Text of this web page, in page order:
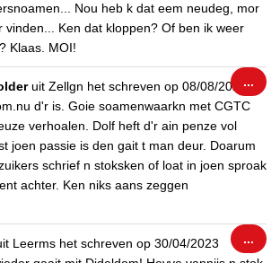
Nou heb k dat eem neudeg, mor
vinden... Ken dat kloppen? Of ben ik weer
Klaas. MOI!
uit Zellgn het schreven op 08/08/2023
d'r is. Goie soamenwaarkn met CGTC
verhoalen. Dolf heft d'r ain penze vol
joen passie is den gait t man deur. Doarum
schrief n stoksken of loat in joen sproak
achter. Ken niks aans zeggen
...
Leerms het schreven op 30/04/2023
...